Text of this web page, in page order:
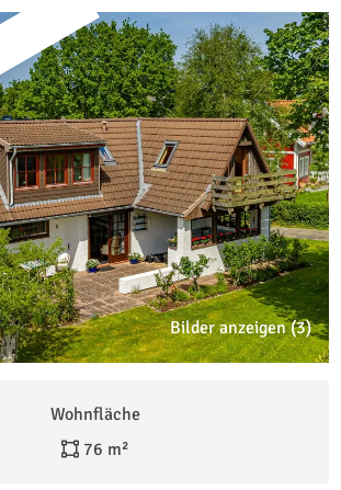
Bilder anzeigen (3)
Wohnfläche
76 m²